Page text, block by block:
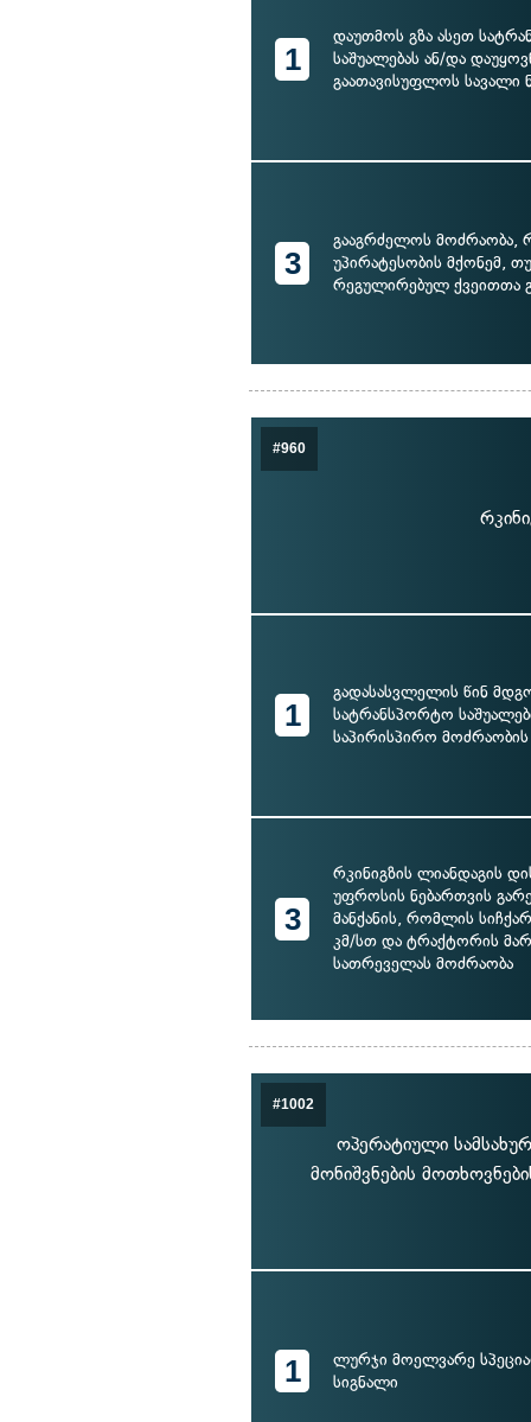
1
დაუთმოს გზა ასეთ
საშუალებას ან/და
გაათავისუფლოს სავალი
3
გააგრძელოს მოძრაობა,
უპირატესობის მქონემ,
რეგულირებულ ქვეითთა
#960
1
გადასასვლელის წინ
სატრანსპორტო
საპირისპირო
3
რკინიგზის ლიანდაგის
უფროსის ნებართვის
მანქანის, რომლის
კმ/სთ და ტრაქტორის
სათრეველას მოძრაობა
#1002
ოპერატიული
მონიშვნების
1
ლურჯი მოელვარე
სიგნალი